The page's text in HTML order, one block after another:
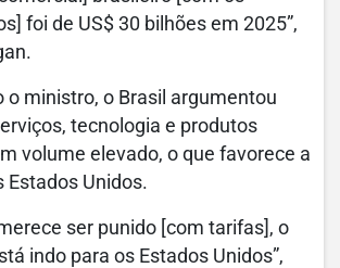
foi de US$ 30 bilhões em 2025”,
o ministro, o Brasil argumentou
tecnologia e produtos
volume elevado, o que favorece a
Estados Unidos.
ser punido [com tarifas], o
indo para os Estados Unidos”,